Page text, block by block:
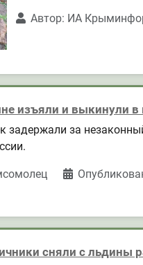
Автор: ИА
изъяли и выкинули
задержали за
сняли с льдины